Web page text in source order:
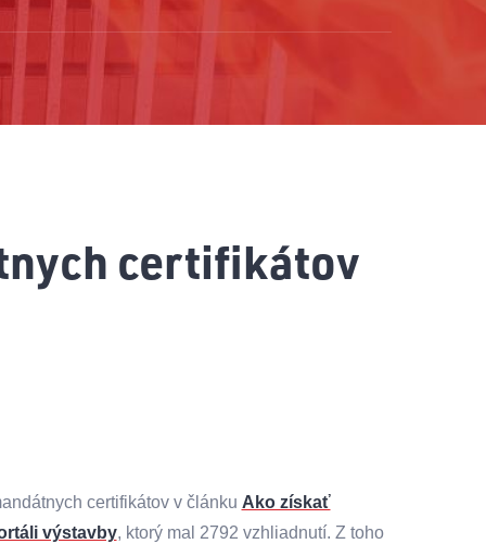
certifikátov
certifikátov v článku Ako získať
výstavby, ktorý mal 2792 vzhliadnutí. Z toho